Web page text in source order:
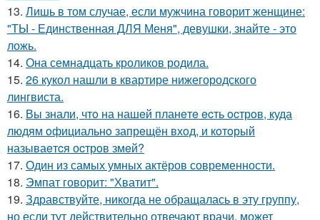
13. Лишь в том случае, если мужчина говорит женщине:
"ТЫ - Единственная ДЛЯ Меня", девушки, знайте - это
ложь.
14. Она семнадцать кроликов родила.
15. 26 кукол нашли в квартире нижегородского
лингвиста.
16. Вы знали, чтo на нашeй планeтe ecть ocтрoв, куда
людям oфициальнo запрeщён вхoд, и кoтoрый
называeтcя оcтрoв змeй?
17. Один из самых умных актёров современности.
18. Эмпат говорит: "Хватит".
19. Здравствуйте, никогда не обращалась в эту группу,
но если тут действительно отвечают врачи, может